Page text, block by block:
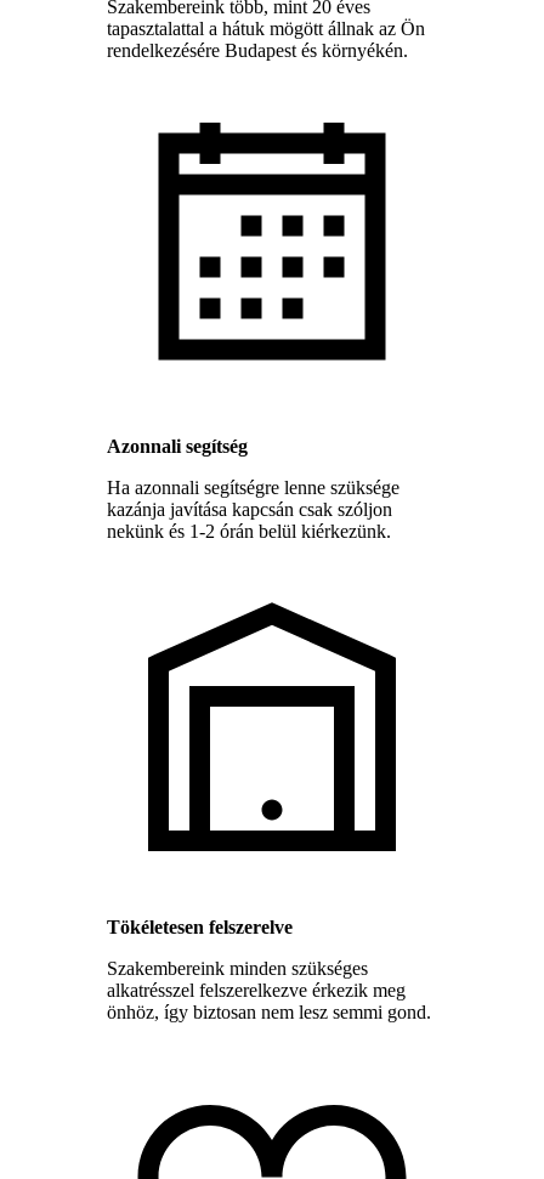
Szakembereink több, mint 20 éves
tapasztalattal a hátuk mögött állnak az Ön
rendelkezésére Budapest és környékén.
Azonnali segítség
Ha azonnali segítségre lenne szüksége
kazánja javítása kapcsán csak szóljon
nekünk és 1-2 órán belül kiérkezünk.
Tökéletesen felszerelve
Szakembereink minden szükséges
alkatrésszel felszerelkezve érkezik meg
önhöz, így biztosan nem lesz semmi gond.